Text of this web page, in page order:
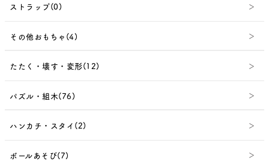
ストラップ(0)
その他おもちゃ(4)
たたく・壊す・変形(12)
パズル・組木(76)
ハンカチ・スタイ(2)
ボールあそび(7)